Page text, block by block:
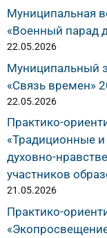
Муниципальная
«Военный парад
22.05.2026
Муниципальный
«Связь времен»
22.05.2026
Практико-
«Традиционные
духовно-
участников
21.05.2026
Практико-